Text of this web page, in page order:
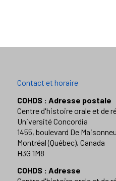
Contact et horaire
COHDS : Adresse postale
Centre d'histoire orale et de
Université Concordia
1455, boulevard De
Montréal (Québec), Canada
H3G 1M8
COHDS : Adresse